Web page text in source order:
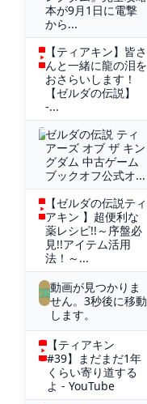
本が9月1日に電撃
から...
【ティアキン】皆さ
んと一緒に龍の泪を
おさらいします！
【ゼルダの伝説】
-...
ゼルダの伝説 ティ
アーズ オブ ザ キン
グダム 中古ゲーム
ブックオフ公式オ...
【ゼルダの伝説ティ
アキン 】超便利な
薬レシピ!!～序盤必
見!!アイテム活用
法！～...
動画が見つかりま
せん。3秒後に移動
します。
【ティアキン
#39】まだまだ1年
くらい寄り道する
よ - YouTube